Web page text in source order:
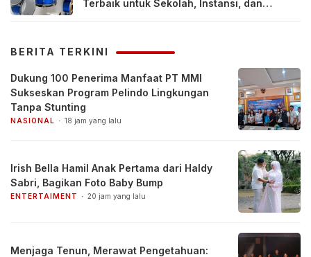
Terbaik untuk Sekolah, Instansi, dan
BERITA TERKINI
Dukung 100 Penerima Manfaat PT MMI
Sukseskan Program Pelindo Lingkungan
Tanpa Stunting
NASIONAL 18 jam yang lalu
Irish Bella Hamil Anak Pertama dari Haldy
Sabri, Bagikan Foto Baby Bump
ENTERTAIMENT 20 jam yang lalu
Menjaga Tenun, Merawat Pengetahuan: